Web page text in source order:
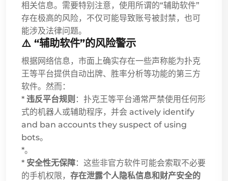
相关信息。需要特别注意，使用所谓的“辅助软件”
存在极高的风险，不仅可能导致账号被封禁，也可
能涉及法律问题。
⚠️ “辅助软件”的风险警示
根据网络信息，市面上确实存在一些声称能为扑克
王等平台提供自动出牌、胜率分析等功能的第三方
软件。然而：
* 违反平台规则 ：扑克王等平台通常严禁使用任何形
式的机器人或辅助程序，并会 actively identify
and ban accounts they suspect of using
bots。
*。
* 安全性无保障：这些非官方软件可能会索取不必要
的手机权限， 存在泄露个人隐私信息和财产安全的